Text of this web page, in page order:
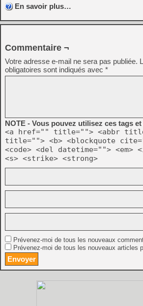
En savoir plus…
Commentaire ¬
Votre adresse e-mail ne sera pas publiée.
obligatoires sont indiqués avec *
NOTE - Vous pouvez utilisez ces tags
<a href="" title=""> <abbr
title=""> <b> <blockquote
<code> <del datetime=""> <em>
<s> <strike> <strong>
Prévenez-moi de tous les nouveaux
Prévenez-moi de tous les nouveaux articles